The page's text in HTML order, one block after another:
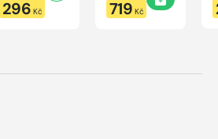
296 Kč 719 Kč